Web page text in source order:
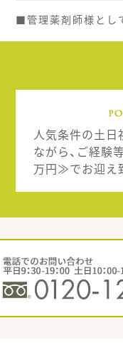
■管理薬剤師様とし
人気条件の土
ながら、ご経
万円≫でお迎え